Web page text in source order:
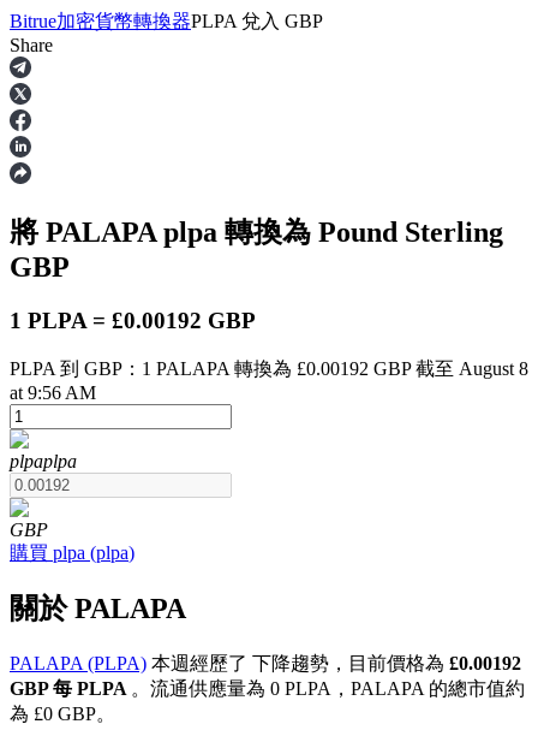
合約
USDT永續
多種以USDT結算的永續合約
幣本位永續
以數字貨幣為保證金的永續合約
Bitrue加密貨幣轉換器PLPA 兌入 GBP
Share
將 PALAPA plpa 轉換為 Pound Sterling
GBP
1 PLPA = £0.00192 GBP
PLPA 到 GBP：1 PALAPA 轉換為 £0.00192 GBP 截至 August 8
at 9:56 AM
plpaplpa
GBP
購買 plpa (plpa)
關於 PALAPA
PALAPA (PLPA) 本週經歷了 下降趨勢，目前價格為 £0.00192
GBP 每 PLPA 。流通供應量為 0 PLPA，PALAPA 的總市值約
為 £0 GBP。